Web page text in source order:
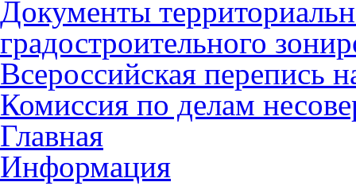
Документы
градостроительного
Всероссийская перепись
Комиссия по делам
Главная
Информация